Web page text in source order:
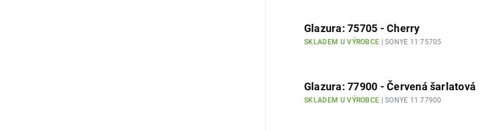
Glazura: 75705 - Cherry
SKLADEM U VÝROBCE | SONYE 11 75705
Glazura: 77900 - Červená šarlatová
SKLADEM U VÝROBCE | SONYE 11 77900